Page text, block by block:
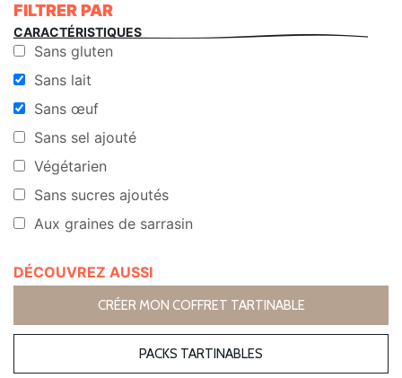
FILTRER PAR
CARACTÉRISTIQUES
Sans gluten
Sans lait
Sans œuf
Sans sel ajouté
Végétarien
Sans sucres ajoutés
Aux graines de sarrasin
DÉCOUVREZ AUSSI
CRÉER MON COFFRET TARTINABLE
PACKS TARTINABLES